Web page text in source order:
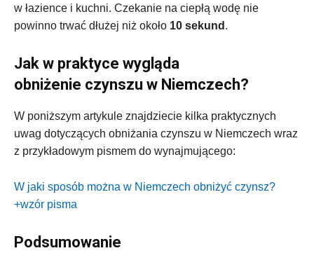
w łazience i kuchni. Czekanie na ciepłą wodę nie
powinno trwać dłużej niż około 10 sekund .
Jak w praktyce wygląda
obniżenie czynszu w Niemczech?
W poniższym artykule znajdziecie kilka praktycznych
uwag dotyczących obniżania czynszu w Niemczech wraz
z przykładowym pismem do wynajmującego:
W jaki sposób można w Niemczech obniżyć czynsz?
+wzór pisma
Podsumowanie